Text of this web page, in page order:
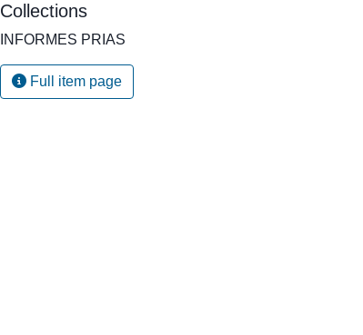
Collections
INFORMES PRIAS
Full item page